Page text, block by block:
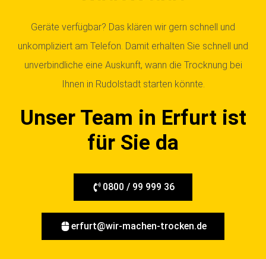
Geräte verfügbar? Das klären wir gern schnell und
unkompliziert am Telefon. Damit erhalten Sie schnell und
unverbindliche eine Auskunft, wann die Trocknung bei
Ihnen in Rudolstadt starten könnte.
Unser Team in Erfurt ist
für Sie da
0800 / 99 999 36
erfurt@wir-machen-trocken.de